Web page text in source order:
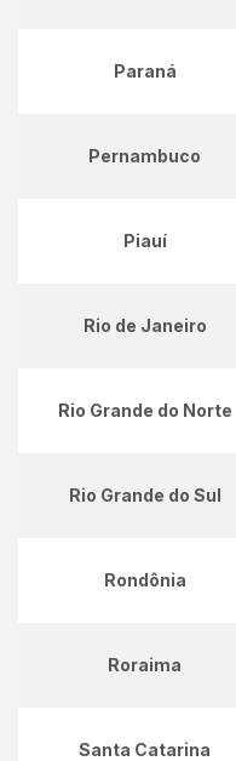
Paraná
Pernambuco
Piauí
Rio de Janeiro
Rio Grande do Norte
Rio Grande do Sul
Rondônia
Roraima
Santa Catarina